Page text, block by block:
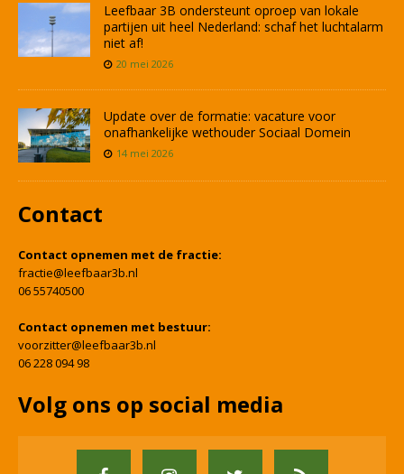
Leefbaar 3B ondersteunt oproep van lokale
partijen uit heel Nederland: schaf het luchtalarm
niet af!
20 mei 2026
Update over de formatie: vacature voor
onafhankelijke wethouder Sociaal Domein
14 mei 2026
Contact
Contact opnemen met de fractie:
fractie@leefbaar3b.nl
06 55740500
Contact opnemen met bestuur:
voorzitter@leefbaar3b.nl
06 228 094 98
Volg ons op social media